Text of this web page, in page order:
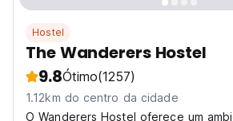
Hostel
The Wanderers Hostel
9.8Ótimo(1257)
1.12km do centro da cidade
O Wanderers Hostel oferece um